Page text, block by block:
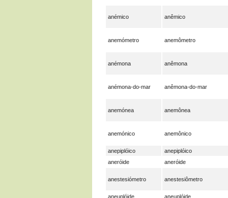
anémico anêmico
anemómetro anemômetro
anémona anêmona
anémona-do-mar anêmona-do-mar
anemónea anemônea
anemónico anemônico
anepiplóico
anepiplóico
aneróide
aneróide
anestesiómetro anestesiômetro
aneuplóide aneuplóide